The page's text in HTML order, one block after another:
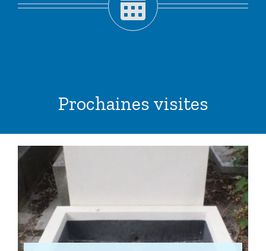
Prochaines visites